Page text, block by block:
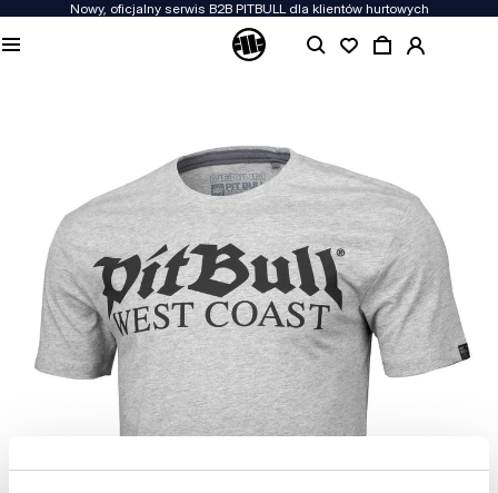
Nowy, oficjalny serwis B2B PITBULL dla klientów hurtowych